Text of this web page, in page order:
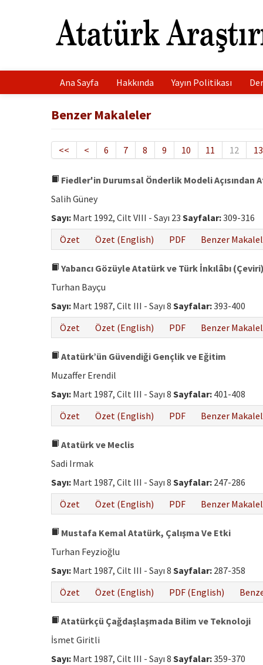
Ana Sayfa Hakkında Yayın Politikası
Benzer Makaleler
<< < 6 7 8 9 10 11 12 13
Fiedler'in Durumsal Önderlik Modeli
Salih Güney
Sayı: Mart 1992, Cilt VIII - Sayı 23 Sayfalar:309-316
Özet
Özet (English) PDF Benzer
Yabancı Gözüyle Atatürk ve Türk İnkılâbı (Çeviri)
Turhan Bayçu
Sayı: Mart 1987, Cilt III - Sayı 8 Sayfalar:393-400
Özet
Özet (English) PDF Benzer
Atatürk’ün Güvendiği Gençlik ve Eğitim
Muzaffer Erendil
Sayı: Mart 1987, Cilt III - Sayı 8 Sayfalar: 401-408
Özet
Özet (English) PDF Benzer
Atatürk ve Meclis
Sadi Irmak
Sayı: Mart 1987, Cilt III - Sayı 8 Sayfalar: 247-286
Özet
Özet (English) PDF Benzer
Mustafa Kemal Atatürk, Çalışma Ve Etki
Turhan Feyzioğlu
Sayı: Mart 1987, Cilt III - Sayı 8 Sayfalar: 287-358
Özet
Özet (English) PDF (English)
Atatürkçü Çağdaşlaşmada Bilim ve Teknoloji
İsmet Giritli
Sayı: Mart 1987, Cilt III - Sayı 8 Sayfalar:359-370